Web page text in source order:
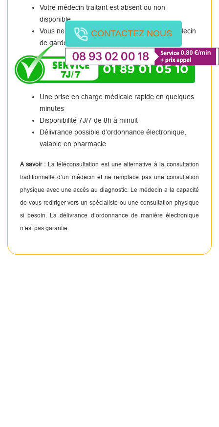
CONTACTEZ NOUS
Votre médecin traitant est absent ou non
disponible.
Vous ne pouvez pas vous rendre chez un médecin
de garde.
01 89 01 05 10
Une prise en charge médicale rapide en quelques
minutes
Disponibilité 7J/7 de 8h à minuit
Délivrance possible d’ordonnance électronique,
valable en pharmacie
A savoir : La téléconsultation est une alternative à la consultation
traditionnelle d’un médecin et ne remplace pas une consultation
physique avec une accès au diagnostic. Le médecin a la capacité
de vous rediriger vers un spécialiste ou une consultation physique
si besoin. La délivrance d’ordonnance de manière électronique
n’est pas garantie.